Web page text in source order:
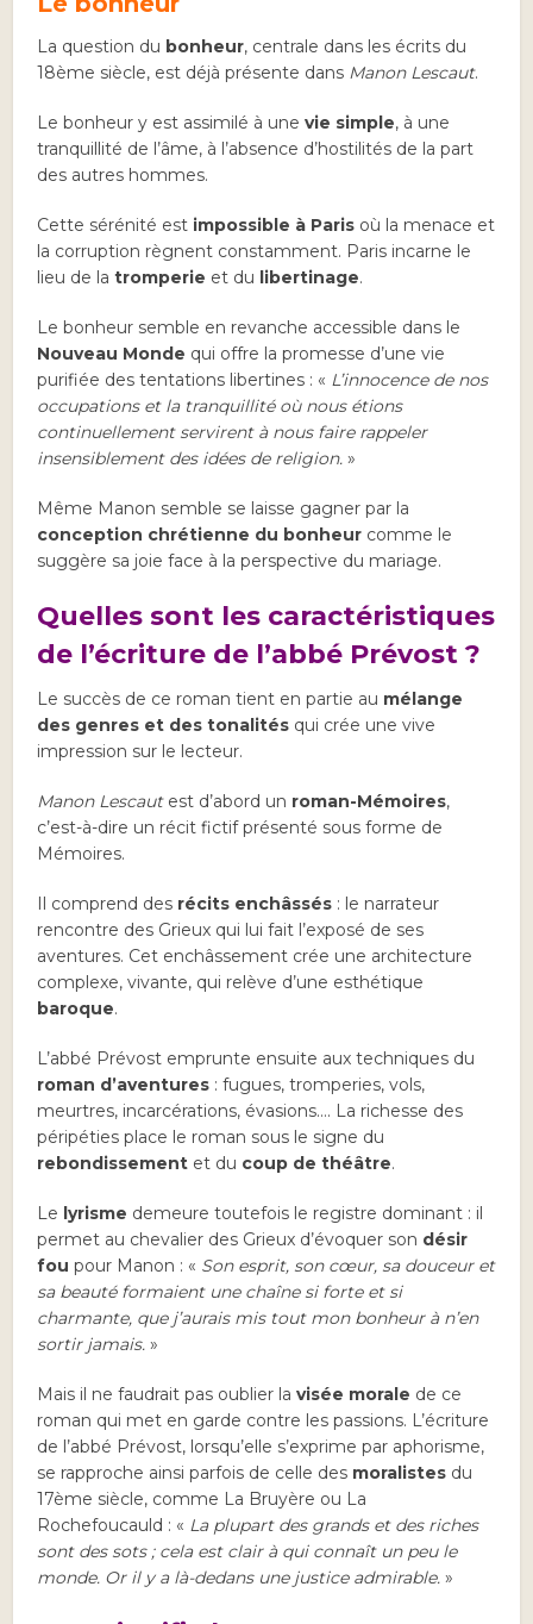
La question du bonheur, centrale dans les écrits du
18ème siècle, est déjà présente dans Manon Lescaut.
Le bonheur y est assimilé à unevie simple, à une
tranquillité de l’âme, à l’absence d’hostilités de la part
des autres hommes.
Cette sérénité est impossible à Paris où la menace et
la corruption règnent constamment. Paris incarne le
lieu de latromperie et du libertinage.
Le bonheur semble en revanche accessible dans le
Nouveau Monde qui offre la promesse d’une vie
purifiée des tentations libertines : « L’innocence de nos
occupations et la tranquillité où nous étions
continuellement servirent à nous faire rappeler
insensiblement des idées de religion.»
Même Manon semble se laisse gagner par la
conception chrétienne du bonheur comme le
suggère sa joie face à la perspective du mariage.
Quelles sont les caractéristiques
de l’écriture de l’abbé Prévost ?
Le succès de ce roman tient en partie au mélange
des genres et des tonalités qui crée une vive
impression sur le lecteur.
Manon Lescautest d’abord un roman-Mémoires,
c’est-à-dire un récit fictif présenté sous forme de
Mémoires.
Il comprend des récits enchâssés : le narrateur
rencontre des Grieux qui lui fait l’exposé de ses
aventures. Cet enchâssement crée une architecture
complexe, vivante, qui relève d’une esthétique
baroque.
L’abbé Prévost emprunte ensuite aux techniques du
roman d’aventures : fugues, tromperies, vols,
meurtres, incarcérations, évasions…. La richesse des
péripéties place le roman sous le signe du
rebondissement et du coup de théâtre.
Le lyrisme demeure toutefois le registre dominant : il
permet au chevalier des Grieux d’évoquer son désir
foupour Manon : « Son esprit, son cœur, sa douceur et
sa beauté formaient une chaîne si forte et si
charmante, que j’aurais mis tout mon bonheur à n’en
sortir jamais. »
Mais il ne faudrait pas oublier lavisée morale de ce
roman qui met en garde contre les passions. L’écriture
de l’abbé Prévost, lorsqu’elle s’exprime par aphorisme,
se rapproche ainsi parfois de celle des moralistes du
17ème siècle, comme La Bruyère ou La
Rochefoucauld : « La plupart des grands et des riches
sont des sots ; cela est clair à qui connaît un peu le
monde. Or il y a là-dedans une justice admirable.»